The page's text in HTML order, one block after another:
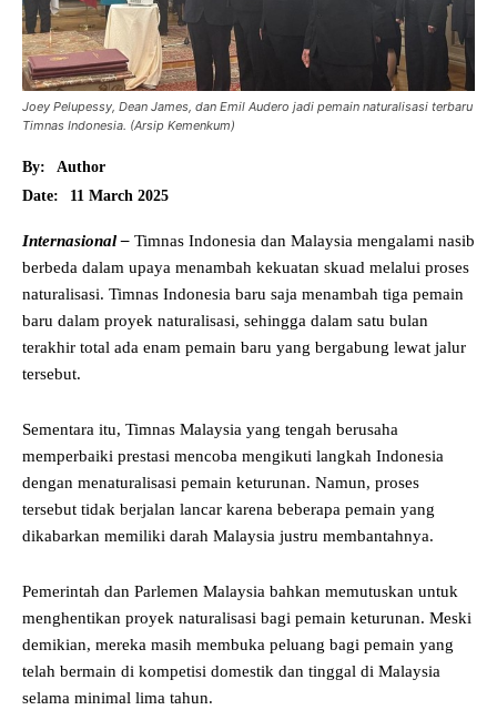
Joey Pelupessy, Dean James, dan Emil Audero jadi pemain naturalisasi terbaru
Timnas Indonesia. (Arsip Kemenkum)
By:
Author
Date:
11 March 2025
Internasional – Timnas Indonesia dan Malaysia mengalami nasib
berbeda dalam upaya menambah kekuatan skuad melalui proses
naturalisasi. Timnas Indonesia baru saja menambah tiga pemain
baru dalam proyek naturalisasi, sehingga dalam satu bulan
terakhir total ada enam pemain baru yang bergabung lewat jalur
tersebut.
Sementara itu, Timnas Malaysia yang tengah berusaha
memperbaiki prestasi mencoba mengikuti langkah Indonesia
dengan menaturalisasi pemain keturunan. Namun, proses
tersebut tidak berjalan lancar karena beberapa pemain yang
dikabarkan memiliki darah Malaysia justru membantahnya.
Pemerintah dan Parlemen Malaysia bahkan memutuskan untuk
menghentikan proyek naturalisasi bagi pemain keturunan. Meski
demikian, mereka masih membuka peluang bagi pemain yang
telah bermain di kompetisi domestik dan tinggal di Malaysia
selama minimal lima tahun.